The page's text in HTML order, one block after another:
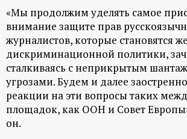
и
о
н
н
ы
«Мы продолжим уделять самое
внимание защите прав
журналистов, которые становятся
дискриминационной политики,
сталкиваясь с неприкрытым
угрозами. Будем и далее
реакции на эти вопросы таких
площадок, как ООН и Совет
он.